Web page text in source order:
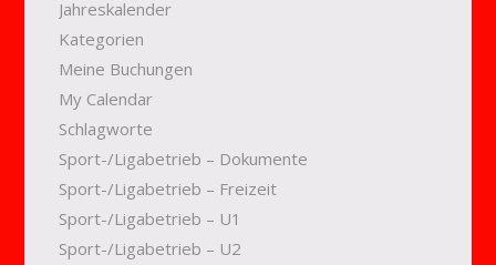
Jahreskalender
Kategorien
Meine Buchungen
My Calendar
Schlagworte
Sport-/Ligabetrieb – Dokumente
Sport-/Ligabetrieb – Freizeit
Sport-/Ligabetrieb – U1
Sport-/Ligabetrieb – U2